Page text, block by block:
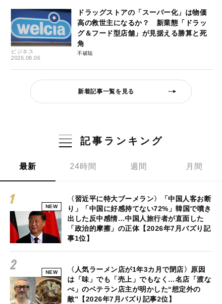
ビジネス
2026.08.06
ドラッグストアの「スーパー化」は物価
高の救世主になるか？ 新業態「ドラッ
グ＆フード型店舗」が見据える勝算と死
角
不破聡
新着記事一覧を見る
記事ランキング
最新 24時間 週間 月間
NEW
〈習近平に特大ブーメラン〉「中国人客お断
り」「中国に好感持てない72%」韓国で噴き
出した反中感情…中国人旅行者が直面した
「政治的摩擦」の正体【2026年7月バズり記
事1位】
NEW
〈人気ラーメン店が1年3カ月で閉店〉原因
は「味」でも「売上」でもなく…名店「渡な
べ」のベテラン店主が明かした“想定外の
敵”【2026年7月バズり記事2位】